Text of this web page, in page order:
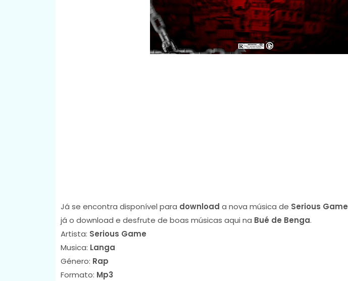
Já se encontra disponível para download a nova música de Serious Game
já o download e desfrute de boas músicas aqui na Bué de Benga.
Artista: Serious Game
Musica: Langa
Género: Rap
Formato: Mp3